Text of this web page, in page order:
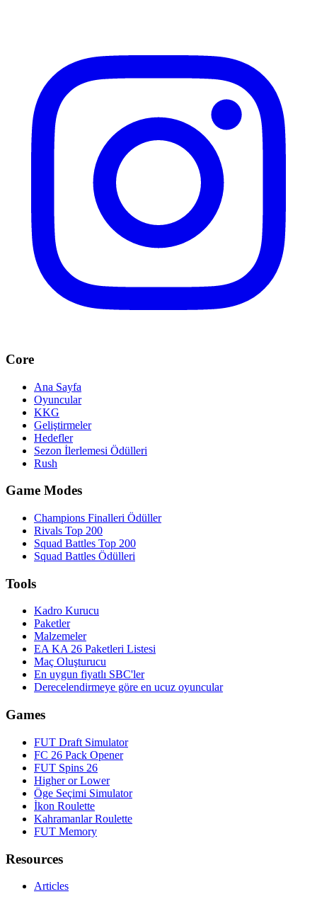
Core
Ana Sayfa
Oyuncular
KKG
Geliştirmeler
Hedefler
Sezon İlerlemesi Ödülleri
Rush
Game Modes
Champions Finalleri Ödüller
Rivals Top 200
Squad Battles Top 200
Squad Battles Ödülleri
Tools
Kadro Kurucu
Paketler
Malzemeler
EA KA 26 Paketleri Listesi
Maç Oluşturucu
En uygun fiyatlı SBC'ler
Derecelendirmeye göre en ucuz oyuncular
Games
FUT Draft Simulator
FC 26 Pack Opener
FUT Spins 26
Higher or Lower
Öge Seçimi Simulator
İkon Roulette
Kahramanlar Roulette
FUT Memory
Resources
Articles